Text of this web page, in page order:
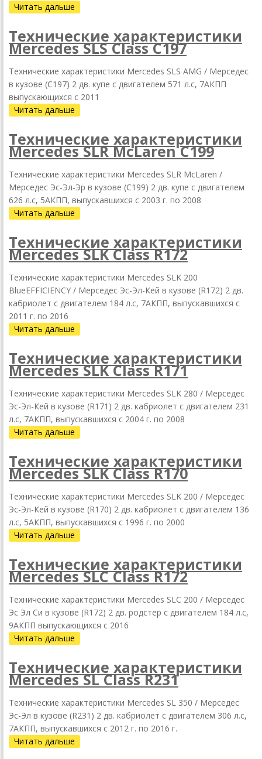
Читать дальше
Технические характеристики
Mercedes SLS Class C197
Технические характеристики Mercedes SLS AMG / Мерседес
в кузове (C197) 2 дв. купе с двигателем 571 л.с, 7АКПП
выпускающихся c 2011
Читать дальше
Технические характеристики
Mercedes SLR McLaren C199
Технические характеристики Mercedes SLR McLaren /
Мерседес Эс-Эл-Эр в кузове (C199) 2 дв. купе с двигателем
626 л.с, 5АКПП, выпускавшихся c 2003 г. по 2008
Читать дальше
Технические характеристики
Mercedes SLK Class R172
Технические характеристики Mercedes SLK 200
BlueEFFICIENCY / Мерседес Эс-Эл-Кей в кузове (R172) 2 дв.
кабриолет с двигателем 184 л.с, 7АКПП, выпускавшихся c
2011 г. по 2016
Читать дальше
Технические характеристики
Mercedes SLK Class R171
Технические характеристики Mercedes SLK 280 / Мерседес
Эс-Эл-Кей в кузове (R171) 2 дв. кабриолет с двигателем 231
л.с, 7АКПП, выпускавшихся c 2004 г. по 2008
Читать дальше
Технические характеристики
Mercedes SLK Class R170
Технические характеристики Mercedes SLK 200 / Мерседес
Эс-Эл-Кей в кузове (R170) 2 дв. кабриолет с двигателем 136
л.с, 5АКПП, выпускавшихся c 1996 г. по 2000
Читать дальше
Технические характеристики
Mercedes SLC Class R172
Технические характеристики Mercedes SLC 200 / Мерседес
Эс Эл Си в кузове (R172) 2 дв. родстер с двигателем 184 л.с,
9АКПП выпускающихся c 2016
Читать дальше
Технические характеристики
Mercedes SL Class R231
Технические характеристики Mercedes SL 350 / Мерседес
Эс-Эл в кузове (R231) 2 дв. кабриолет с двигателем 306 л.с,
7АКПП, выпускавшихся c 2012 г. по 2016 г.
Читать дальше